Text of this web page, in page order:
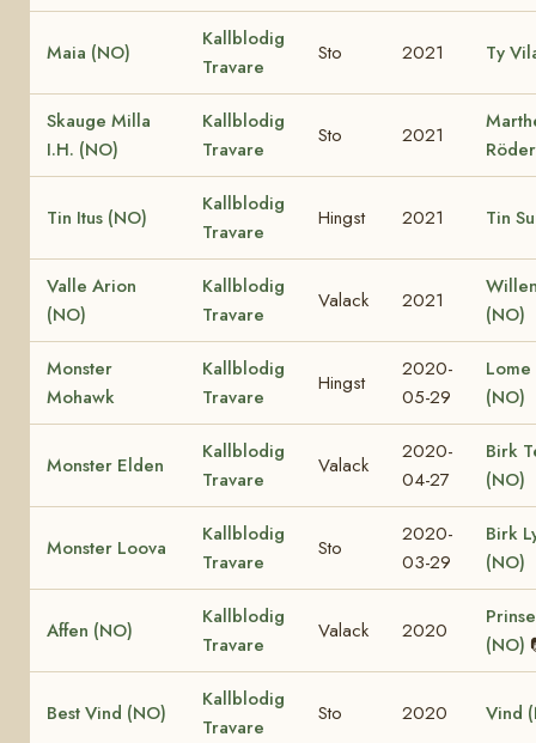
Maia (NO)
Kallblodig
Travare
Sto 2021 Ty
Skauge Milla
I.H. (NO)
Kallblodig
Travare
Sto 2021
Tin Itus (NO)
Kallblodig
Travare
Hingst 2021 Tin
Valle Arion
(NO)
Kallblodig
Travare
Valack 2021
(NO)
Monster
Mohawk
Kallblodig
Travare
Hingst
2020-
05-29
Lome
(NO)
Monster Elden
Kallblodig
Travare
Valack
2020-
04-27
Birk
(NO)
Monster Loova
Kallblodig
Travare
Sto
2020-
03-29
Birk
(NO)
Affen (NO)
Kallblodig
Travare
Valack 2020
(NO)
Best Vind (NO)
Kallblodig
Travare
Sto 2020 Vind